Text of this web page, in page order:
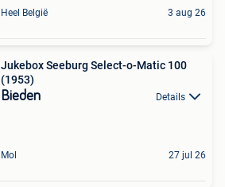
Heel België 3 aug 26
Jukebox Seeburg Select-o-Matic 100
(1953)
Bieden Details
Mol 27 jul 26